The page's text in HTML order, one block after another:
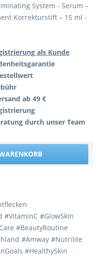
System - Serum –
Korrekturstift – 15 ml -
als Kunde
ab 49 €
durch unser Team
#GlowSkin
#BeautyRoutine
#Amway #Nutrilite
#HealthySkin